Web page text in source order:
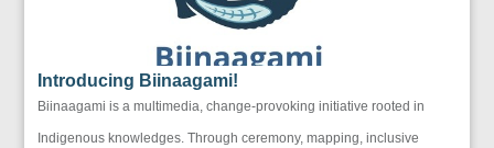
Introducing Biinaagami!
Biinaagami is a multimedia, change-provoking initiative rooted in
Indigenous knowledges. Through ceremony, mapping, inclusive